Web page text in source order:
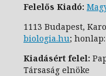
Felelős Kiadó:
1113 Budapest,
biologia.hu; honlap:
Kiadásért felel:
Társaság elnöke